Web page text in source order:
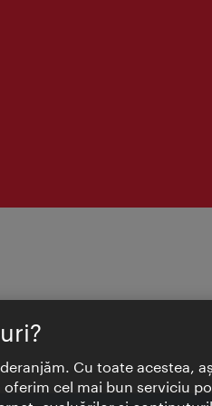
Cu toate acestea,
cel mai bun serviciu